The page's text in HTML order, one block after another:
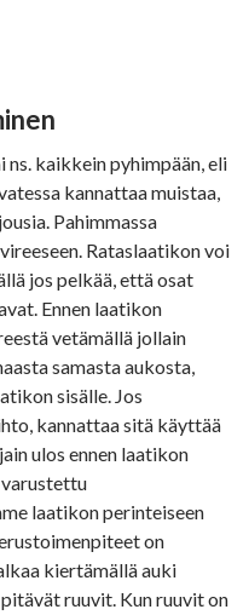
ns. kaikkein pyhimpään, eli
kannattaa muistaa,
Pahimmassa
Rataslaatikon voi
jos pelkää, että osat
Ennen laatikon
vetämällä jollain
samasta aukosta,
sisälle. Jos
kannattaa sitä käyttää
ulos ennen laatikon
varustettu
laatikon perinteiseen
on
kiertämällä auki
ruuvit. Kun ruuvit on